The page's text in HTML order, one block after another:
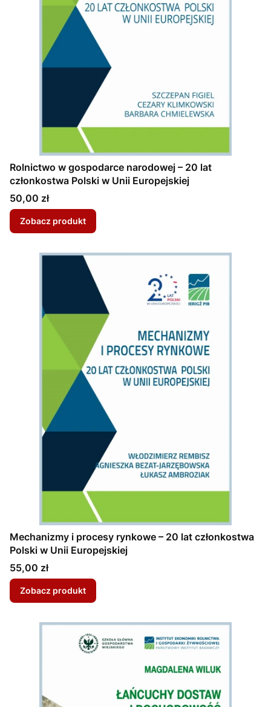
Rolnictwo w gospodarce narodowej – 20 lat
członkostwa Polski w Unii Europejskiej
Cena
50,00 zł
Zobacz produkt
Mechanizmy i procesy rynkowe – 20 lat członkostwa
Polski w Unii Europejskiej
Cena
55,00 zł
Zobacz produkt